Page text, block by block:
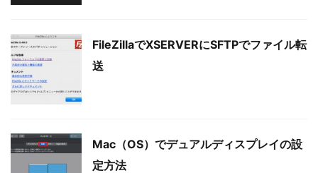
FileZillaでXSERVERにSFTPでファイル転
送
Mac（OS）でデュアルディスプレイの設
定方法